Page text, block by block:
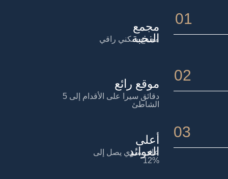
مجمع
النخبة
01
مجمع سكني راقي
موقع رائع
5 دقائق سيرا على الأقدام إلى
الشاطئ
02
أعلى
العوائد
عائد سنوي يصل إلى
12%
03